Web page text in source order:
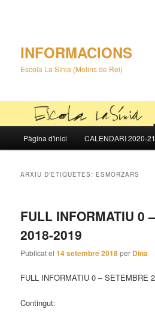
INFORMACIONS
Escola La Sínia (Molins de Rei)
Aneu
principal
Aneu
secundari
Pàgina d'inici CALENDARI 2020-21
ARXIU D'ETIQUETES: ESMORZARS
FULL INFORMATIU 0
2018-2019
Publicat el14 setembre 2018per Dina
FULL INFORMATIU 0 – SETEMBRE
Contingut: